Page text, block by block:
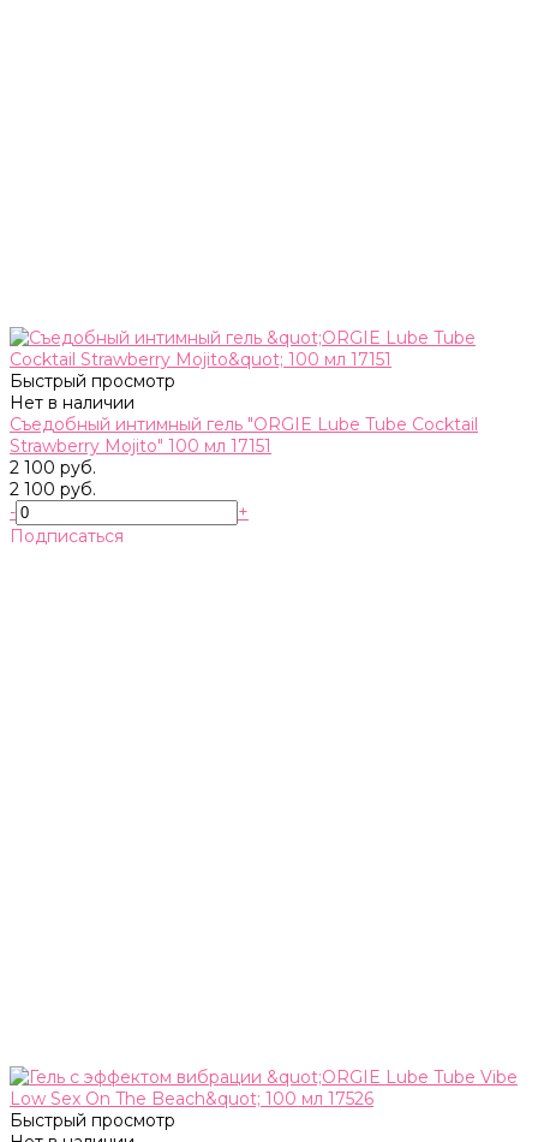
Быстрый просмотр
Нет в наличии
Съедобный интимный гель "ORGIE Lube Tube Cocktail
Strawberry Mojito" 100 мл 17151
2 100 руб.
2 100 руб.
-
+
Подписаться
Быстрый просмотр